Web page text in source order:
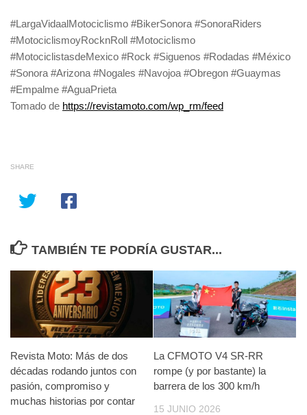
#LargaVidaalMotociclismo #BikerSonora #SonoraRiders
#MotociclismoyRocknRoll #Motociclismo
#MotociclistasdeMexico #Rock #Siguenos #Rodadas #México
#Sonora #Arizona #Nogales #Navojoa #Obregon #Guaymas
#Empalme #AguaPrieta
Tomado de https://revistamoto.com/wp_rm/feed
SHARE
TAMBIÉN TE PODRÍA GUSTAR...
Revista Moto: Más de dos
décadas rodando juntos con
pasión, compromiso y
muchas historias por contar
La CFMOTO V4 SR-RR
rompe (y por bastante) la
barrera de los 300 km/h
15 JUNIO 2026